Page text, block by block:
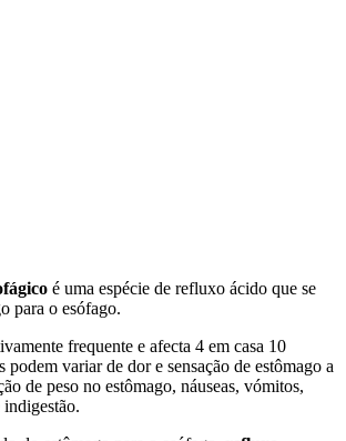
é uma espécie de refluxo ácido que se
para o esófago.
frequente e afecta 4 em casa 10
podem variar de dor e sensação de estômago a
de peso no estômago, náuseas, vómitos,
indigestão.